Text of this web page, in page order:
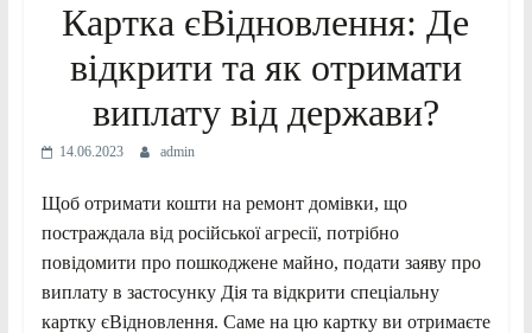
Картка єВідновлення: Де
відкрити та як отримати
виплату від держави?
14.06.2023 admin
Щоб отримати кошти на ремонт домівки, що
постраждала від російської агресії, потрібно
повідомити про пошкоджене майно, подати заяву про
виплату в застосунку Дія та відкрити спеціальну
картку єВідновлення. Саме на цю картку ви отримаєте